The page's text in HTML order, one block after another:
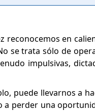
en
se trata sólo de
impulsivas,
puede llevarnos a
perder una